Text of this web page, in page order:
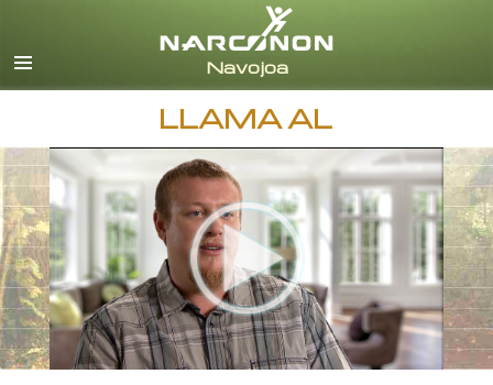
Español
Todas las Regiones/Idiomas
LLAMA AL